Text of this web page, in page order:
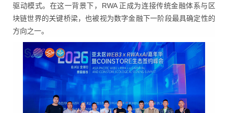
驱动模式。在这一背景下，RWA 正成为连接传统金融体系与区
块链世界的关键桥梁，也被视为数字金融下一阶段最具确定性的
方向之一。